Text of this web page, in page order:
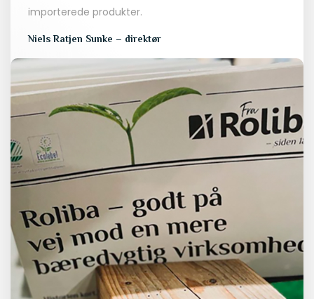
importerede produkter.
Niels Ratjen Sunke – direktør